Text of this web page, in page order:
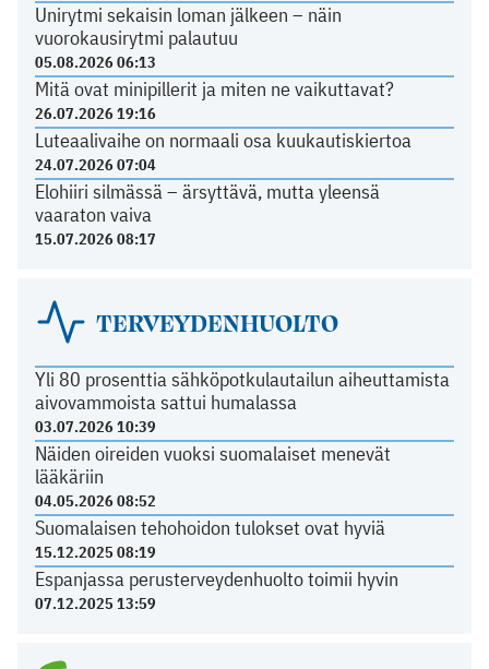
Unirytmi sekaisin loman jälkeen – näin
vuorokausirytmi palautuu
05.08.2026 06:13
Mitä ovat minipillerit ja miten ne vaikuttavat?
26.07.2026 19:16
Luteaalivaihe on normaali osa kuukautiskiertoa
24.07.2026 07:04
Elohiiri silmässä – ärsyttävä, mutta yleensä
vaaraton vaiva
15.07.2026 08:17
TERVEYDENHUOLTO
Yli 80 prosenttia sähköpotkulautailun aiheuttamista
aivovammoista sattui humalassa
03.07.2026 10:39
Näiden oireiden vuoksi suomalaiset menevät
lääkäriin
04.05.2026 08:52
Suomalaisen tehohoidon tulokset ovat hyviä
15.12.2025 08:19
Espanjassa perusterveydenhuolto toimii hyvin
07.12.2025 13:59